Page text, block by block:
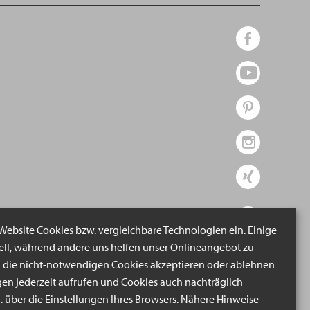
Cookies bzw. vergleichbare Technologien ein. Einige
während andere uns helfen unser Onlineangebot zu
die nicht-notwendigen Cookies akzeptieren oder ablehnen
jederzeit aufrufen und Cookies auch nachträglich
über die Einstellungen Ihres Browsers. Nähere Hinweise